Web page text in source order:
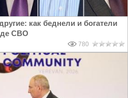
как беднели и богатели
СВО
780